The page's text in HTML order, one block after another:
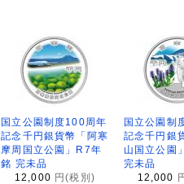
国立公園制度100周年
記念千円銀貨幣「阿寒
摩周国立公園」R7年
銘 完未品
12,000 円(税別)
国立公園制
記念千円銀
山国立公園
完未品
12,000